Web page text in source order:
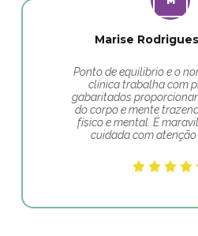
Marise
Ponto de equilibrio e o
clínica trabalha com
gabaritados
do corpo e mente
físico e mental. É
cuidada com atenção